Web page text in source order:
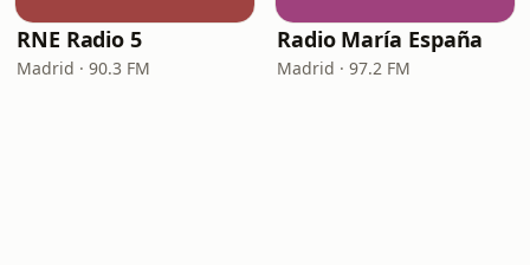
RNE Radio 5
Madrid · 90.3 FM
Radio María España
Madrid · 97.2 FM